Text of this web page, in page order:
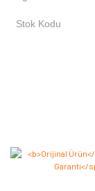
Stok Kodu